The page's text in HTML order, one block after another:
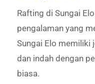
Rafting di Sungai
pengalaman yang
Sungai Elo memiliki
dan indah dengan
biasa.